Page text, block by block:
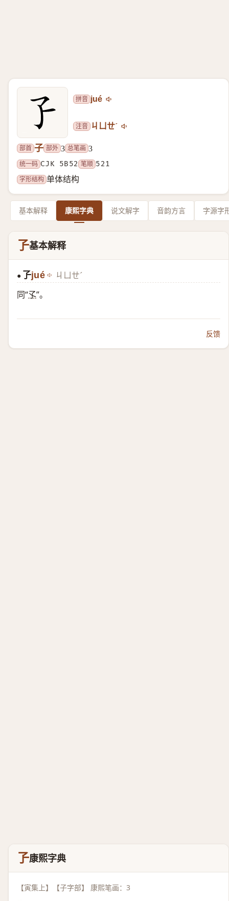
拼音 jué
注音 ㄐㄩㄝˊ
部首 子 部外 3 总笔画 3
统一码 CJK 5B52 笔顺 521
字形结构 单体结构
基本解释 康熙字典 说文解字 音韵方言 字源字
孒基本解释
● 孒jué ㄐㄩㄝˊ
同“孓”。
反馈
孒康熙字典
【寅集上】【子字部】 康熙笔画：3